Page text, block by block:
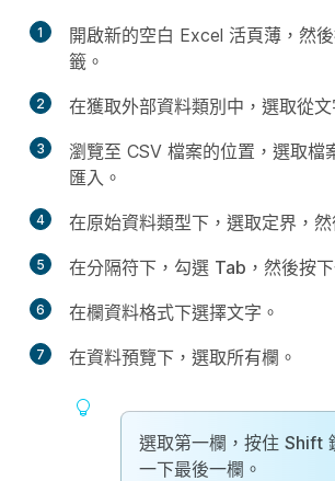
1 開啟新的空白 Excel 活頁薄，然
籤。
2 在獲取外部資料類別中，選取從文
3
瀏覽至 CSV 檔案的位置，選取檔
匯入 。
4 在原始資料類型下，選取定界 ，
5 在分隔符下，勾選 Tab ，然後按
6 在欄資料格式下選擇文字 。
7 在資料預覽下，選取所有欄。
選取第一欄，按住 Shift
一下最後一欄。